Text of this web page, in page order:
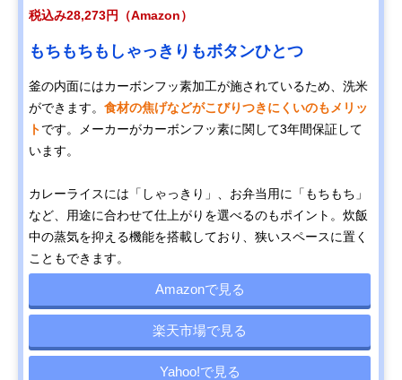
税込み28,273円（Amazon）
もちもちもしゃっきりもボタンひとつ
釜の内面にはカーボンフッ素加工が施されているため、洗米
ができます。 食材の焦げなどがこびりつきにくいのもメリッ
トです。メーカーがカーボンフッ素に関して3年間保証して
います。
カレーライスには「しゃっきり」、お弁当用に「もちもち」
など、用途に合わせて仕上がりを選べるのもポイント。炊飯
中の蒸気を抑える機能を搭載しており、狭いスペースに置く
こともできます。
Amazonで見る
楽天市場で見る
Yahoo!で見る